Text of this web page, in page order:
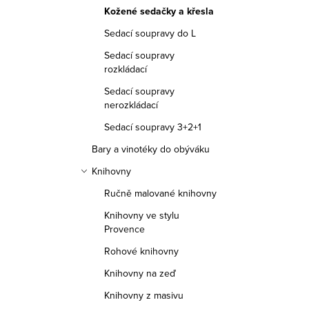
Kožené sedačky a křesla
Sedací soupravy do L
Sedací soupravy
rozkládací
Sedací soupravy
nerozkládací
Sedací soupravy 3+2+1
Bary a vinotéky do obýváku
Knihovny
Ručně malované knihovny
Knihovny ve stylu
Provence
Rohové knihovny
Knihovny na zeď
Knihovny z masivu